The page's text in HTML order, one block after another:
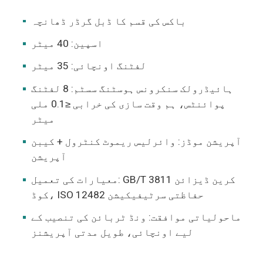
باکس کی قسم کا ڈبل گرڈر ڈھانچہ
اسپین: 40 میٹر
لفٹنگ اونچائی: 35 میٹر
ہائیڈرولک سنکرونس ہوسٹنگ سسٹم: 8 لفٹنگ
پوائنٹس، ہم وقت سازی کی خرابی ≤0.1 ملی
میٹر
آپریشن موڈز: وائرلیس ریموٹ کنٹرول + کیبن
آپریشن
معیارات کی تعمیل: GB/T 3811 کرین ڈیزائن
کوڈ، ISO 12482 حفاظتی سرٹیفیکیشن
ماحولیاتی موافقت: ونڈ ٹربائن کی تنصیب کے
لیے اونچائی، طویل مدتی آپریشنز